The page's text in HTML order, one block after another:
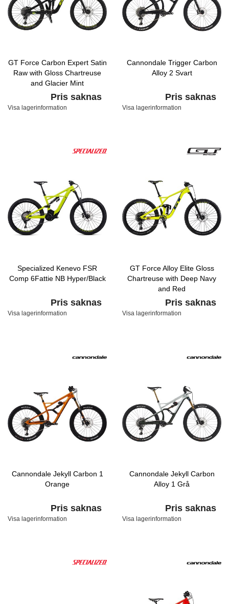
GT Force Carbon Expert Satin
Raw with Gloss Chartreuse
and Glacier Mint
Pris saknas
Visa lagerinformation
Cannondale Trigger Carbon
Alloy 2 Svart
Pris saknas
Visa lagerinformation
Specialized Kenevo FSR
Comp 6Fattie NB Hyper/Black
Pris saknas
Visa lagerinformation
GT Force Alloy Elite Gloss
Chartreuse with Deep Navy
and Red
Pris saknas
Visa lagerinformation
Cannondale Jekyll Carbon 1
Orange
Pris saknas
Visa lagerinformation
Cannondale Jekyll Carbon
Alloy 1 Grå
Pris saknas
Visa lagerinformation